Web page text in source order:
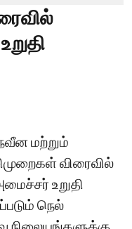
மற்றும்
விரைவில்
உறுதி
நெல்
நிலையங்களுக்கு